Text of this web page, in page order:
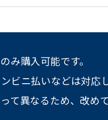
み購入可能です。
ビニ払いなどは対応
て異なるため、改め